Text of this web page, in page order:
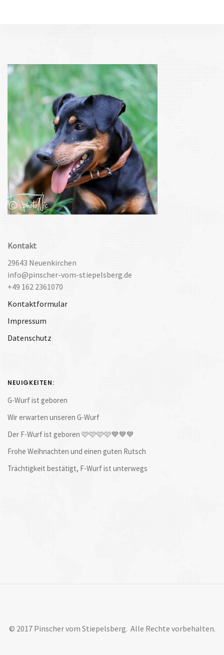
Kontakt
29643 Neuenkirchen
info@pinscher-vom-stiepelsberg.de
+49 162 2361070
Kontaktformular
Impressum
Datenschutz
NEUIGKEITEN:
G-Wurf ist geboren
Wir erwarten unseren G-Wurf
Der F-Wurf ist geboren 🩷🩷🩷🩷💙💙💙
Frohe Weihnachten und einen guten Rutsch
Trächtigkeit bestätigt, F-Wurf ist unterwegs
© 2017 Pinscher vom Stiepelsberg. Alle Rechte vorbehalten.